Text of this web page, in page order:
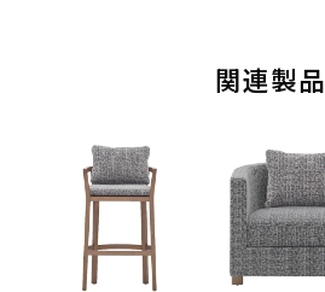
関連製品